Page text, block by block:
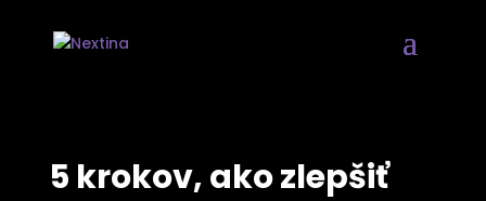
5 krokov, ako zlepšiť